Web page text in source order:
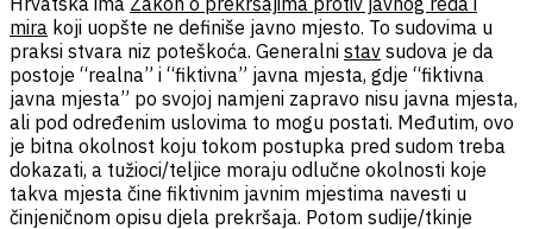
mira koji uopšte ne definiše javno mjesto. To sudovima u
praksi stvara niz poteškoća. Generalni stav sudova je da
postoje “realna” i “fiktivna” javna mjesta, gdje “fiktivna
javna mjesta” po svojoj namjeni zapravo nisu javna mjesta,
ali pod određenim uslovima to mogu postati. Međutim, ovo
je bitna okolnost koju tokom postupka pred sudom treba
dokazati, a tužioci/teljice moraju odlučne okolnosti koje
takva mjesta čine fiktivnim javnim mjestima navesti u
činjeničnom opisu djela prekršaja. Potom sudije/tkinje